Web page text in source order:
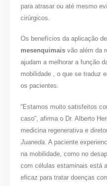
para atrasar ou até mesmo
cirúrgicos.
Os benefícios da aplicação
mesenquimais vão além da
ajudam a melhorar a função
mobilidade , o que se traduz
os pacientes.
“Estamos muito satisfeitos
caso”, afirma o Dr. Alberto
medicina regenerativa e
Juaneda. A paciente
na mobilidade, como no
com células estaminais está
eficaz para tratar doenças